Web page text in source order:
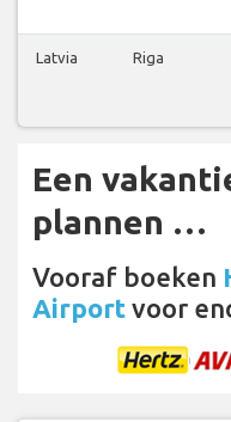
Latvia Riga
Een
plannen …
Vooraf boeken
Airport voor